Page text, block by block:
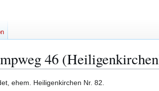
46
ehem. Heiligenkirchen Nr. 82.